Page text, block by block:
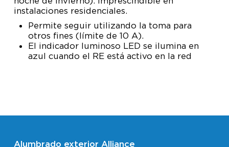
instalaciones residenciales.
Permite seguir utilizando la toma para
otros fines (límite de 10 A).
El indicador luminoso LED se ilumina en
azul cuando el RE está activo en la red
Alumbrado exterior Alliance